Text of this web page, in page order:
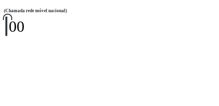
(Chamada rede móvel nacional)
00